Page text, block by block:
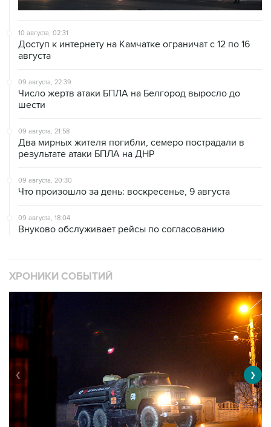
10 августа, 02:31
Доступ к интернету на Камчатке ограничат с 12 по 16
августа
09 августа, 22:39
Число жертв атаки БПЛА на Белгород выросло до
шести
09 августа, 21:58
Два мирных жителя погибли, семеро пострадали в
результате атаки БПЛА на ДНР
09 августа, 20:30
Что произошло за день: воскресенье, 9 августа
09 августа, 18:04
Внуково обслуживает рейсы по согласованию
ХРОНИКИ СОБЫТИЙ
❮ ❯